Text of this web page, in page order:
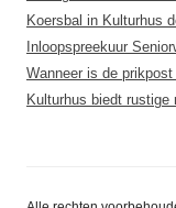
Koersbal in Kulturhus
Inloopspreekuur
Wanneer is de
Kulturhus biedt rustige